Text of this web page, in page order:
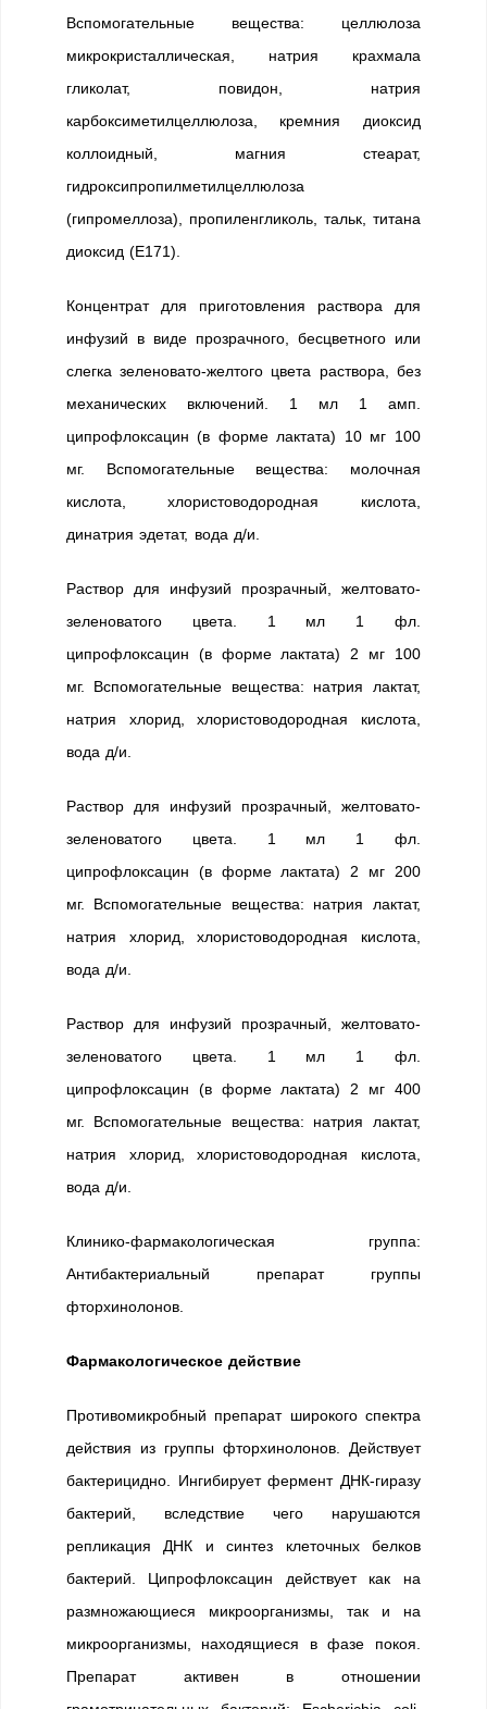
Вспомогательные вещества: целлюлоза
микрокристаллическая, натрия крахмала
гликолат, повидон, натрия
карбоксиметилцеллюлоза, кремния диоксид
коллоидный, магния стеарат,
гидроксипропилметилцеллюлоза
(гипромеллоза), пропиленгликоль, тальк, титана
диоксид (Е171).
Концентрат для приготовления раствора для
инфузий в виде прозрачного, бесцветного или
слегка зеленовато-желтого цвета раствора, без
механических включений. 1 мл 1 амп.
ципрофлоксацин (в форме лактата) 10 мг 100
мг. Вспомогательные вещества: молочная
кислота, хлористоводородная кислота,
динатрия эдетат, вода д/и.
Раствор для инфузий прозрачный, желтовато-
зеленоватого цвета. 1 мл 1 фл.
ципрофлоксацин (в форме лактата) 2 мг 100
мг. Вспомогательные вещества: натрия лактат,
натрия хлорид, хлористоводородная кислота,
вода д/и.
Раствор для инфузий прозрачный, желтовато-
зеленоватого цвета. 1 мл 1 фл.
ципрофлоксацин (в форме лактата) 2 мг 200
мг. Вспомогательные вещества: натрия лактат,
натрия хлорид, хлористоводородная кислота,
вода д/и.
Раствор для инфузий прозрачный, желтовато-
зеленоватого цвета. 1 мл 1 фл.
ципрофлоксацин (в форме лактата) 2 мг 400
мг. Вспомогательные вещества: натрия лактат,
натрия хлорид, хлористоводородная кислота,
вода д/и.
Клинико-фармакологическая группа:
Антибактериальный препарат группы
фторхинолонов.
Фармакологическое действие
Противомикробный препарат широкого спектра
действия из группы фторхинолонов. Действует
бактерицидно. Ингибирует фермент ДНК-гиразу
бактерий, вследствие чего нарушаются
репликация ДНК и синтез клеточных белков
бактерий. Ципрофлоксацин действует как на
размножающиеся микроорганизмы, так и на
микроорганизмы, находящиеся в фазе покоя.
Препарат активен в отношении